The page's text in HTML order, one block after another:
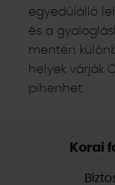
egyedülálló
és a
mentén
helyek várják
pihenhet.
Korai